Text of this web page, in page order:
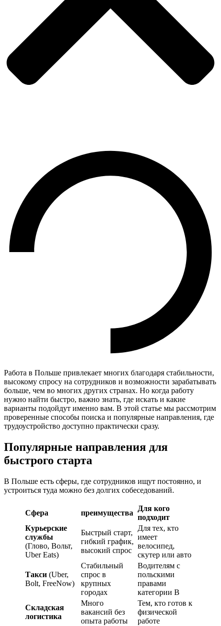
Работа в Польше привлекает многих благодаря стабильности,
высокому спросу на сотрудников и возможности зарабатывать
больше, чем во многих других странах. Но когда работу
нужно найти быстро, важно знать, где искать и какие
варианты подойдут именно вам. В этой статье мы рассмотрим
проверенные способы поиска и популярные направления, где
трудоустройство доступно практически сразу.
Популярные направления для
быстрого старта
В Польше есть сферы, где сотрудников ищут постоянно, и
устроиться туда можно без долгих собеседований.
Сфера преимущества
Для кого
подходит
Курьерские
службы
(Глово, Вольт,
Uber Eats)
Быстрый старт,
гибкий график,
высокий спрос
Для тех, кто
имеет
велосипед,
скутер или авто
Такси (Uber,
Bolt, FreeNow)
Стабильный
спрос в
крупных
городах
Водителям с
польскими
правами
категории B
Складская
логистика
Много
вакансий без
опыта работы
Тем, кто готов к
физической
работе